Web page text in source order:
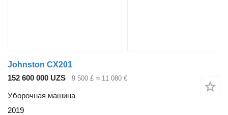
Johnston CX201
152 600 000 UZS
9 500 £ ≈ 11 080 €
Уборочная машина
2019